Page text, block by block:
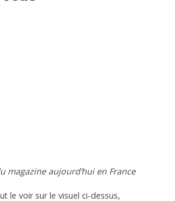
magazine aujourd’hui en France
le voir sur le visuel ci-dessus,